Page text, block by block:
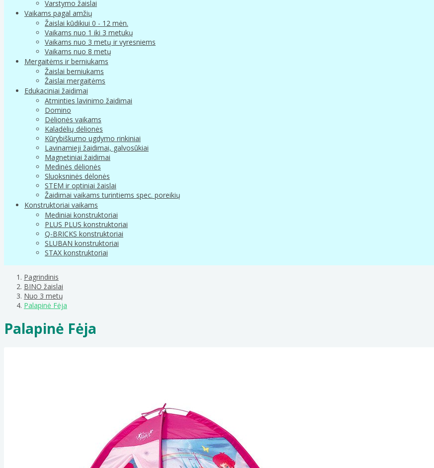
Varstymo žaislai
Vaikams pagal amžių
Žaislai kūdikiui 0 - 12 mėn.
Vaikams nuo 1 iki 3 metukų
Vaikams nuo 3 metų ir vyresniems
Vaikams nuo 8 metų
Mergaitėms ir berniukams
Žaislai berniukams
Žaislai mergaitėms
Edukaciniai žaidimai
Atminties lavinimo žaidimai
Domino
Dėlionės vaikams
Kaladėlių dėlionės
Kūrybiškumo ugdymo rinkiniai
Lavinamieji žaidimai, galvosūkiai
Magnetiniai žaidimai
Medinės dėlionės
Sluoksninės dėlonės
STEM ir optiniai žaislai
Žaidimai vaikams turintiems spec. poreikių
Konstruktoriai vaikams
Mediniai konstruktoriai
PLUS PLUS konstruktoriai
Q-BRICKS konstruktoriai
SLUBAN konstruktoriai
STAX konstruktoriai
Pagrindinis
BINO žaislai
Nuo 3 metų
Palapinė Fėja
Palapinė Fėja